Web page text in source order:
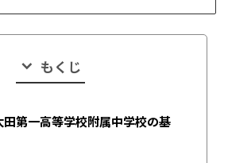
もくじ
第一高等学校附属中学校の基